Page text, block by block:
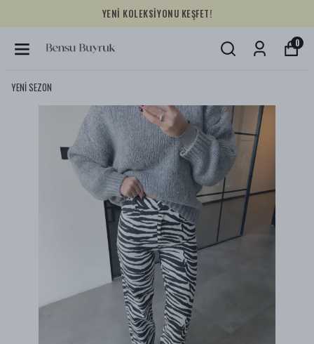
YENİ KOLEKSİYONU KEŞFET!
0
YENİ SEZON